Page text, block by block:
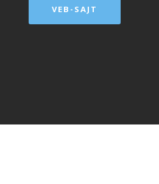
VEB-SAJT